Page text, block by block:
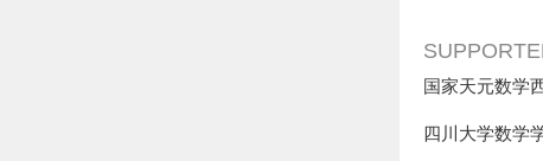
国家天元数学
四川大学数学